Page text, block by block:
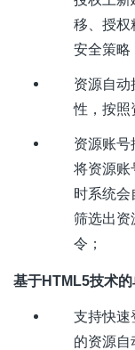
移、授权
安全策略
资源自动
性，按照
资源账号
将资源账
时系统会
筛选出资
令；
基于HTML5技术
支持快速
的资源自